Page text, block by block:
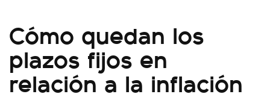
Cómo quedan los
plazos fijos en
relación a la inflación